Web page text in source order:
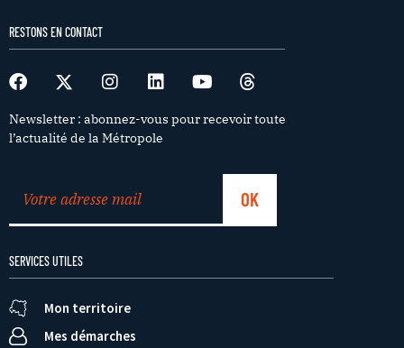
RESTONS EN CONTACT
Newsletter : abonnez-vous pour recevoir toute
l’actualité de la Métropole
SERVICES UTILES
Mon territoire
Mes démarches